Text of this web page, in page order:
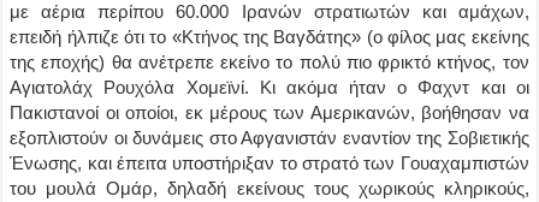
με αέρια περίπου 60.000 Ιρανών στρατιωτών και αμάχων,
επειδή ήλπιζε ότι το «Κτήνος της Βαγδάτης» (ο φίλος μας εκείνης
της εποχής) θα ανέτρεπε εκείνο το πολύ πιο φρικτό κτήνος, τον
Αγιατολάχ Ρουχόλα Χομεϊνί. Κι ακόμα ήταν ο Φαχντ και οι
Πακιστανοί οι οποίοι, εκ μέρους των Αμερικανών, βοήθησαν να
εξοπλιστούν οι δυνάμεις στο Αφγανιστάν εναντίον της Σοβιετικής
Ένωσης, και έπειτα υποστήριξαν το στρατό των Γουαχαμπιστών
του μουλά Ομάρ, δηλαδή εκείνους τους χωρικούς κληρικούς,